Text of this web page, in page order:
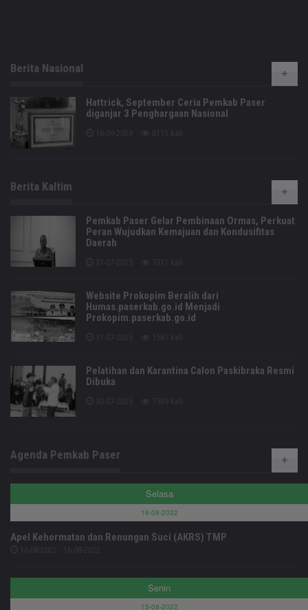
Berita Nasional
Hattrick, September Ceria Pemkab Paser
diganjar 3 Penghargaan Nasional
Berita Kaltim
Pemkab Paser Gelar Pembinaan Ormas, Perkuat
Peran Wujudkan Kemajuan dan Kondusifitas
Daerah
Website Prokopim Beralih dari
Humas.paserkab.go.id Menjadi
Prokopim.paserkab.go.id
Pelatihan dan Karantina Calon Paskibraka Resmi
Dibuka
Agenda Pemkab Paser
Selasa
16-08-2022
Apel Kehormatan dan Renungan Suci (AKRS) TMP
Senin
15-08-2022